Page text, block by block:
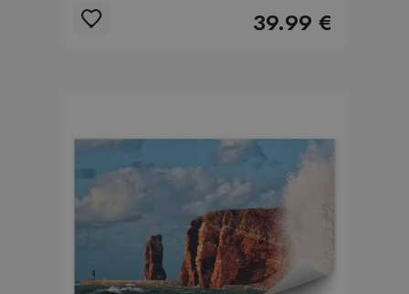
39.99 €